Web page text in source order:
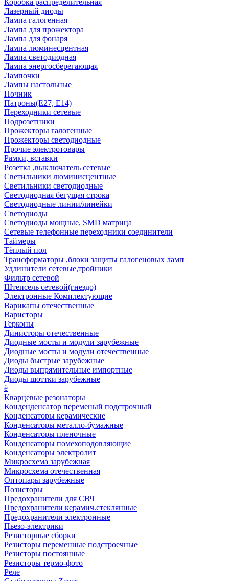
Коробка распределительная
Лазерный диоды
Лампа галогенная
Лампа для прожектора
Лампа для фонаря
Лампа люминесцентная
Лампа светодиодная
Лампа энергосберегающая
Лампочки
Лампы настольные
Ночник
Патроны(Е27, Е14)
Переходники сетевые
Подрозетники
Прожекторы галогенные
Прожекторы светодиодные
Прочие электротовары
Рамки, вставки
Розетка ,выключатель сетевые
Светильники люминисцентные
Светильники светодиодные
Светодиодная бегущая строка
Светодиодные линии/линейки
Светодиоды
Светодиоды мощные, SMD матрица
Сетевые телефонные переходники соединители
Таймеры
Тёплый пол
Трансформаторы ,блоки защиты галогеновых ламп
Удлинители сетевые,тройники
Фильтр сетевой
Штепсель сетевой(гнездо)
Электронные Комплектующие
Варикапы отечественные
Варисторы
Герконы
Динисторы отечественные
Диодные мосты и модули зарубежные
Диодные мосты и модули отечественные
Диоды быстрые зарубежные
Диоды выпрямительные импортные
Диоды шоттки зарубежные
ё
Кварцевые резонаторы
Конденденсатор переменый подстрочный
Конденсаторы керамические
Конденсаторы металло-бумажные
Конденсаторы пленочные
Конденсаторы помехоподовляющие
Конденсаторы электролит
Микросхема зарубежная
Микросхема отечественная
Оптопары зарубежные
Позисторы
Предохранители для СВЧ
Предохранители керамич.стеклянные
Предохранители электронные
Пьезо-электрики
Резисторные сборки
Резисторы переменные подстроечные
Резисторы постоянные
Резисторы термо-фото
Реле